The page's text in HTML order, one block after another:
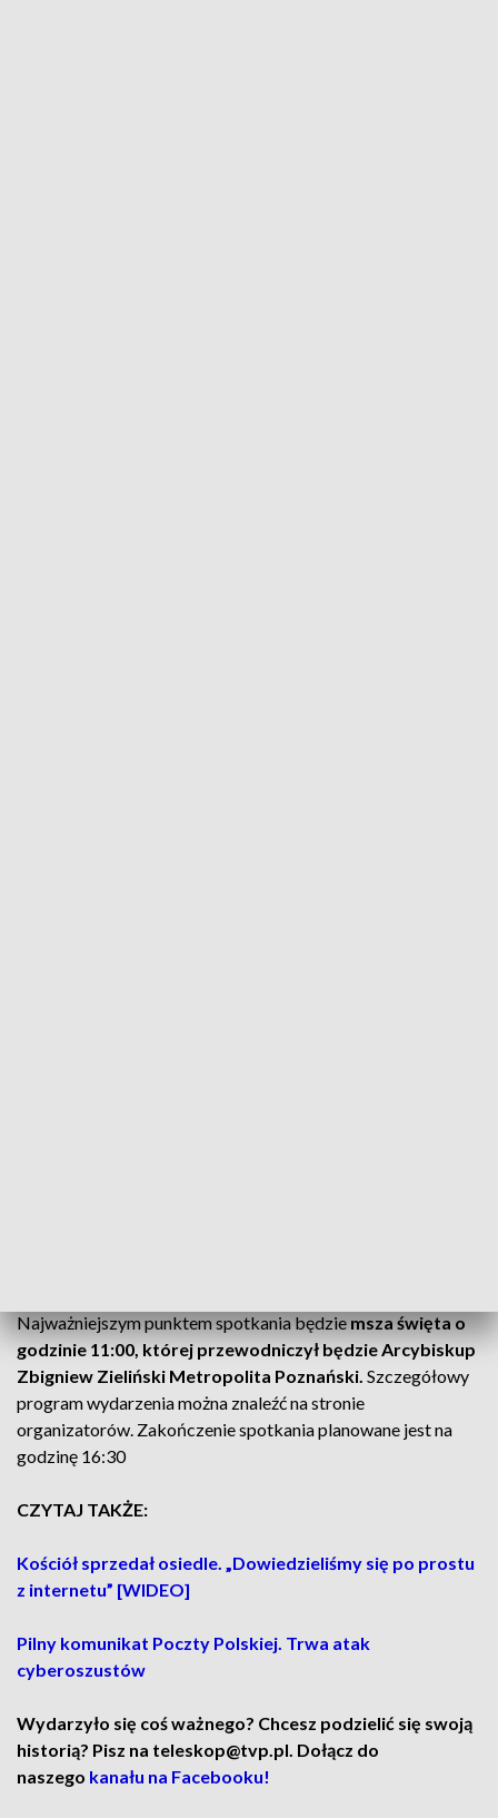
Najważniejszym punktem spotkania będziemsza święta o
godzinie 11:00, której przewodniczył będzie Arcybiskup
Zbigniew Zieliński Metropolita Poznański. Szczegółowy
program wydarzenia można znaleźć na stronie
organizatorów. Zakończenie spotkania planowane jest na
godzinę 16:30
CZYTAJ TAKŻE:
Kościół sprzedał osiedle. „Dowiedzieliśmy się po prostu
z internetu” [WIDEO]
Pilny komunikat Poczty Polskiej. Trwa atak
cyberoszustów
Wydarzyło się coś ważnego? Chcesz podzielić się swoją
historią? Pisz na teleskop@tvp.pl. Dołącz do
naszego kanału na Facebooku!